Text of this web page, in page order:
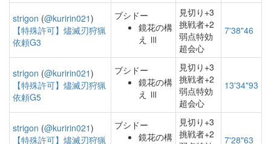
strigon (@kuririn021)
【特殊許可】燼滅刃狩猟
依頼G3
ブシドー
鏡花の構
え Ⅲ
見切り+3
挑戦者+2
弱点特効
超会心
7'38"46
strigon (@kuririn021)
【特殊許可】燼滅刃狩猟
依頼G5
ブシドー
鏡花の構
え Ⅲ
見切り+3
挑戦者+2
弱点特効
超会心
13'34"93
strigon (@kuririn021)
【特殊許可】燼滅刃狩猟
ブシドー
鏡花の構
見切り+3
挑戦者+2
7'28"63